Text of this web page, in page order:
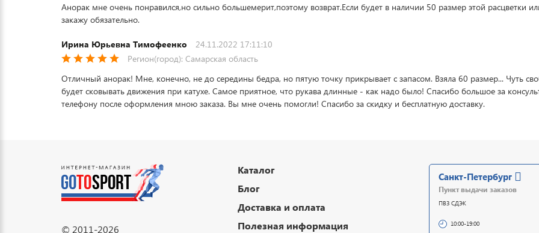
Анорак мне очень понравился,но сильно большемерит,поэтому возврат.Если будет в наличии 50 размер этой расцветки
закажу обязательно.
Ирина Юрьевна Тимофеенко
24.11.2022 17:11:10
Регион(город): Самарская область
Отличный анорак! Мне, конечно, не до середины бедра, но пятую точку прикрывает с запасом. Взяла 60 размер... Чуть
будет сковывать движения при катухе. Самое приятное, что рукава длинные - как надо было! Спасибо большое за
телефону после оформления мною заказа. Вы мне очень помогли! Спасибо за скидку и бесплатную доставку.
© 2011-2026
Каталог
Блог
Доставка и оплата
Полезная информация
Санкт-Петербург
Пункт выдачи заказов
ПВЗ СДЭК
10:00-19:00